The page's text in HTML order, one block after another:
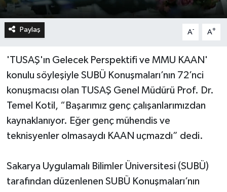
Paylaş A- A+
'TUSAŞ'ın Gelecek Perspektifi ve MMU KAAN'
konulu söyleşiyle SUBÜ Konuşmaları’nın 72’nci
konuşmacısı olan TUSAŞ Genel Müdürü Prof. Dr.
Temel Kotil, “Başarımız genç çalışanlarımızdan
kaynaklanıyor. Eğer genç mühendis ve
teknisyenler olmasaydı KAAN uçmazdı” dedi.
Sakarya Uygulamalı Bilimler Üniversitesi (SUBÜ)
tarafından düzenlenen SUBÜ Konuşmaları’nın